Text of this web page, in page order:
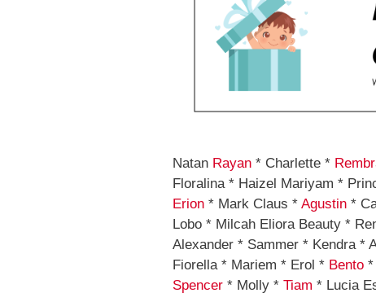
Natan Rayan * Charlette *
Floralina * Haizel Mariyam *
Erion * Mark Claus * Agustin *
Lobo * Milcah Eliora Beauty *
Alexander * Sammer * Kendra *
Fiorella * Mariem * Erol * Bento *
Spencer * Molly * Tiam * Lucia